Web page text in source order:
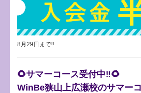
8月29日まで‼
🌻サマーコース受付中‼🌻
WinBe狭山上広瀬校のサマー